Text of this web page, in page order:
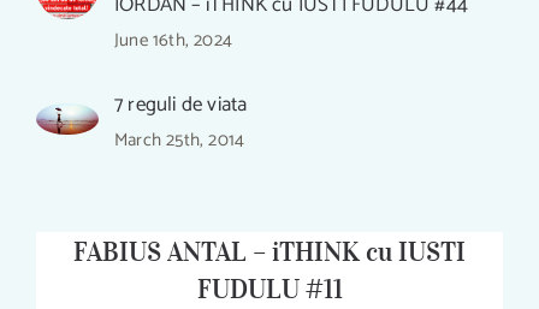
FABIUS ANTAL – iTHINK cu IUSTI
FUDULU #11
June 16th, 2024
7 reguli de viata
March 25th, 2014